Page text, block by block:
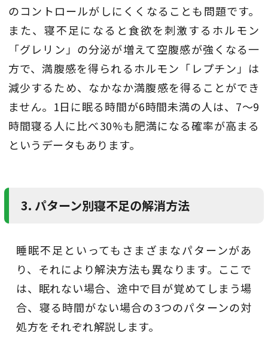
のコントロールがしにくくなることも問題です。
また、寝不足になると食欲を刺激するホルモン
「グレリン」の分泌が増えて空腹感が強くなる一
方で、満腹感を得られるホルモン「レプチン」は
減少するため、なかなか満腹感を得ることができ
ません。1日に眠る時間が6時間未満の人は、7〜9
時間寝る人に比べ30%も肥満になる確率が高まる
というデータもあります。
3. パターン別寝不足の解消方法
睡眠不足といってもさまざまなパターンがあ
り、それにより解決方法も異なります。ここで
は、眠れない場合、途中で目が覚めてしまう場
合、寝る時間がない場合の3つのパターンの対
処方をそれぞれ解説します。